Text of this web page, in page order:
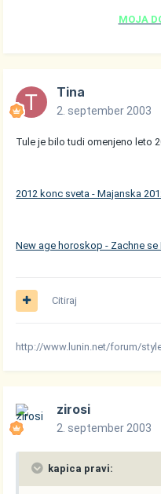
MOJA
Tina
2. september 2003
Tule je bilo tudi omenjeno leto
2012 konc sveta - Majanska
New age horoskop - Zachne se
Citiraj
http://www.lunin.net/forum/
zirosi
2. september 2003
kapica pravi: